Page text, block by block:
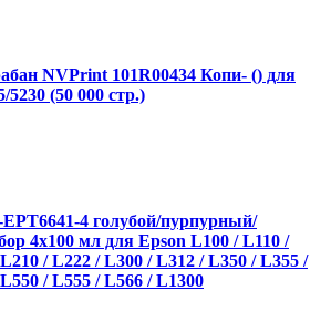
NVPrint 101R00434 Копи- () для
(50 000 стр.)
4 голубой/пурпурный/
4x100 мл для Epson L100 / L110 /
/ L222 / L300 / L312 / L350 / L355 /
/ L555 / L566 / L1300